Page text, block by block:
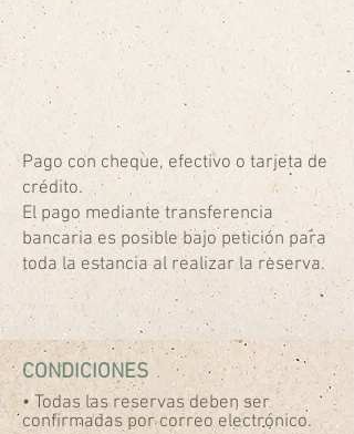
Pago con cheque, efectivo o tarjeta de
crédito.
El pago mediante transferencia
bancaria es posible bajo petición para
toda la estancia al realizar la reserva.
CONDICIONES
• Todas las reservas deben ser
confirmadas por correo electrónico.